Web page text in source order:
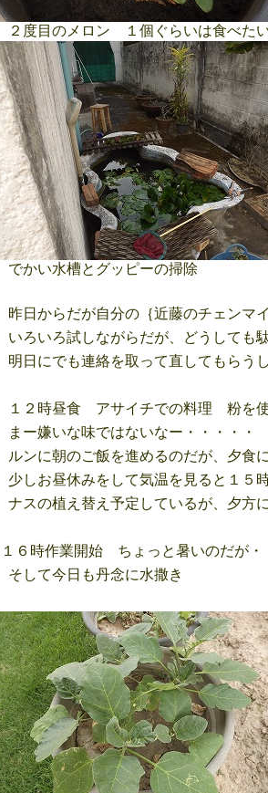
２度目のメロン １個ぐらいは食べた
でかい水槽とグッピーの掃除
昨日からだが自分の｛近藤のチェンマ
いろいろ試しながらだが、どうしても
明日にでも連絡を取って直してもらう
１２時昼食 アサイチでの料理 粉を使
まー嫌いな味ではないなー・・・・・
ルンに朝のご飯を進めるのだが、夕食
少しお昼休みをして気温を見ると１
ナスの植え替え予定しているが、夕方
１６時作業開始 ちょっと暑いのだが
そして今日も丹念に水撒き